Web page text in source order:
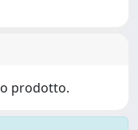
prodotto.